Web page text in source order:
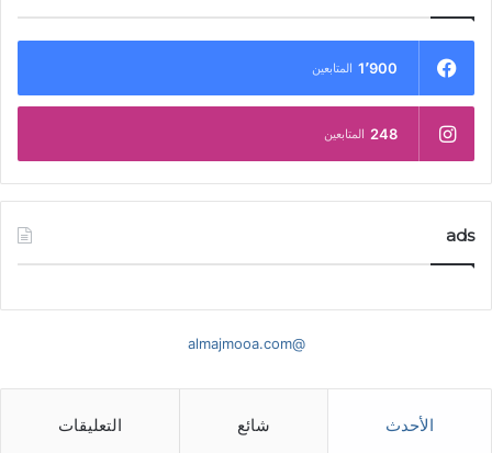
1٬900 المتابعين
248 المتابعين
ads
@almajmooa.com
الأحدث شائع التعليقات